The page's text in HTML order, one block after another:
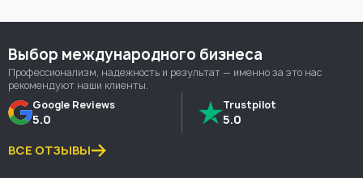
Выбор международного бизнеса
Профессионализм, надежность и результат — именно за это нас
рекомендуют наши клиенты.
Google Reviews
5.0
Trustpilot
5.0
ВСЕ ОТЗЫВЫ